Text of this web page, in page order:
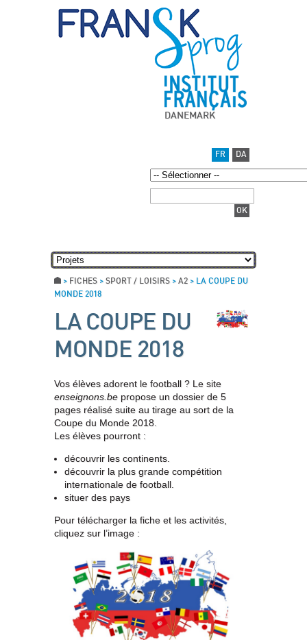
DANEMARK
FR DA
> FICHES > SPORT / LOISIRS > A2 > LA COUPE DU
MONDE 2018
LA COUPE DU
MONDE 2018
Vos élèves adorent le football ? Le site
enseignons.be propose un dossier de 5
pages réalisé suite au tirage au sort de la
Coupe du Monde 2018.
Les élèves pourront :
découvrir les continents.
découvrir la plus grande compétition
internationale de football.
situer des pays
Pour télécharger la fiche et les activités,
cliquez sur l’image :